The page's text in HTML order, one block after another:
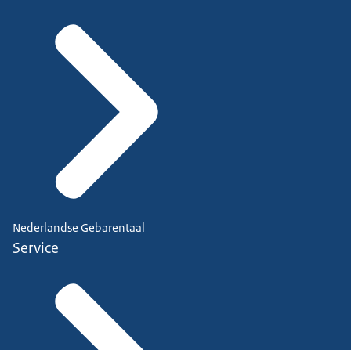
Nederlandse Gebarentaal
Service